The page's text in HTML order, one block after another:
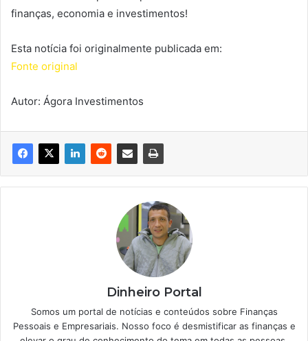
finanças, economia e investimentos!
Esta notícia foi originalmente publicada em:
Fonte original
Autor: Ágora Investimentos
Dinheiro Portal
Somos um portal de notícias e conteúdos sobre Finanças
Pessoais e Empresariais. Nosso foco é desmistificar as finanças e